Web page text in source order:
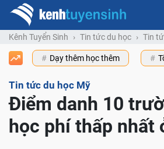
Kênh Tuyển Sinh Tin tức du học Tin
Dạy thêm học thêm
Tin tức du học Mỹ
Điểm danh 10
học phí thấp nhất